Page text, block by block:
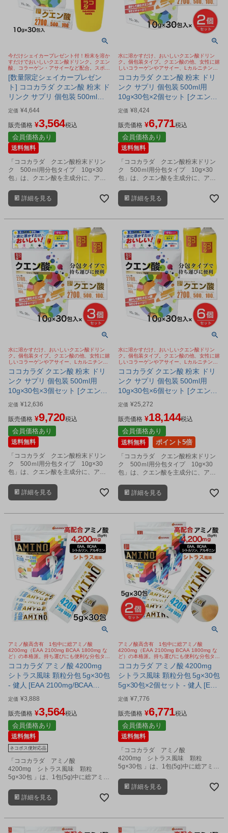
今だけシェイカープレゼント付！粉末を溶か
すだけでおいしいクエン酸ドリンク。クエン
酸、コラーゲン・アサイーなど配合。スポー
ツドリンク、健康飲料に。個包装タイプ。今
SNSで話題のクエン酸 ババアの粉
[数量限定シェイカープレゼン
ト] ココカラダ クエン酸 粉末 ド
リンク サプリ 個包装 500ml用
10g×30包 ※ココカラダシェイ
カープレゼント付 [クエン酸飲
料/スポーツドリンク]
定価 ¥4,644
販売価格 ¥3,564税込
会員価格あり
送料無料
「ココカラダ クエン酸粉末ドリン
ク 500ｍl用分包タイプ 10g×30
包」は、クエン酸を主成分に、アマ
L-カルニチン、クレアチン、コラー
ゲン、グルコサミン、アミノ酸、ビ
健康粉末飲料です。
詳細を見る
水に溶かすだけ、おいしいクエン酸ドリン
ク。個包装タイプ。クエン酸の他、女性に嬉
しいコラーゲンやアサイー、Lカルニチンな
どを配合。今SNSで話題のクエン酸 ババア
の粉
ココカラダ クエン酸 粉末 ドリ
ンク サプリ 個包装 500ml用
10g×30包×2個セット [クエン酸
飲料/水に溶かす]
定価 ¥8,424
販売価格 ¥6,771税込
会員価格あり
送料無料
「ココカラダ クエン酸粉末ドリン
ク 500ｍl用分包タイプ 10g×30
包」は、クエン酸を主成分に、アマ
L-カルニチン、クレアチン、コラー
ゲン、グルコサミン、アミノ酸、ビ
健康粉末飲料です。
詳細を見る
水に溶かすだけ、おいしいクエン酸ドリン
ク。個包装タイプ。クエン酸の他、女性に嬉
しいコラーゲンやアサイー、Lカルニチンな
どを配合。今SNSで話題のクエン酸 ババア
の粉
ココカラダ クエン酸 粉末 ドリ
ンク サプリ 個包装 500ml用
10g×30包×3個セット [クエン酸
飲料/水に溶かす]
定価 ¥12,636
販売価格 ¥9,720税込
会員価格あり
送料無料
「ココカラダ クエン酸粉末ドリン
ク 500ｍl用分包タイプ 10g×30
包」は、クエン酸を主成分に、アマ
L-カルニチン、クレアチン、コラー
ゲン、グルコサミン、アミノ酸、ビ
健康粉末飲料です。
詳細を見る
水に溶かすだけ、おいしいクエン酸ドリン
ク。個包装タイプ。クエン酸の他、女性に嬉
しいコラーゲンやアサイー、Lカルニチンな
どを配合。今SNSで話題のクエン酸 ババア
の粉
ココカラダ クエン酸 粉末 ドリ
ンク サプリ 個包装 500ml用
10g×30包×6個セット [クエン酸
飲料/水に溶かす]
定価 ¥25,272
販売価格 ¥18,144税込
会員価格あり
送料無料 ポイント5倍
「ココカラダ クエン酸粉末ドリン
ク 500ｍl用分包タイプ 10g×30
包」は、クエン酸を主成分に、アマ
L-カルニチン、クレアチン、コラー
ゲン、グルコサミン、アミノ酸、ビ
健康粉末飲料です。
詳細を見る
アミノ酸高含有 1包中に総アミノ酸
4200mg（EAA 2100mg BCAA 1800mg な
ど）の本格派。持ち運びにも便利な分包タイ
プの「アミノ酸」顆粒サプリ。シトラス風味
で飲みやすい。
ココカラダ アミノ酸 4200mg
シトラス風味 顆粒分包 5g×30包
- 健人 [EAA 2100mg/BCAA
1800mg] ※ネコポス対応商品
定価 ¥3,888
販売価格 ¥3,564税込
会員価格あり
送料無料
ネコポス便対応品
「ココカラダ アミノ酸
4200mg シトラス風味 顆粒
5g×30包 」は、1包(5g)中に総アミノ
ミノ酸顆粒サプリメントです。
詳細を見る
アミノ酸高含有 1包中に総アミノ酸
4200mg（EAA 2100mg BCAA 1800mg な
ど）の本格派。持ち運びにも便利な分包タイ
プの「アミノ酸」顆粒サプリ。シトラス風味
で飲みやすい。
ココカラダ アミノ酸 4200mg
シトラス風味 顆粒分包 5g×30包
5g×30包×2個セット - 健人 [EAA
2100mg/BCAA 1800mg]
定価 ¥7,776
販売価格 ¥6,771税込
会員価格あり
送料無料
「ココカラダ アミノ酸
4200mg シトラス風味 顆粒
5g×30包 」は、1包(5g)中に総アミノ
ミノ酸顆粒サプリメントです。
詳細を見る